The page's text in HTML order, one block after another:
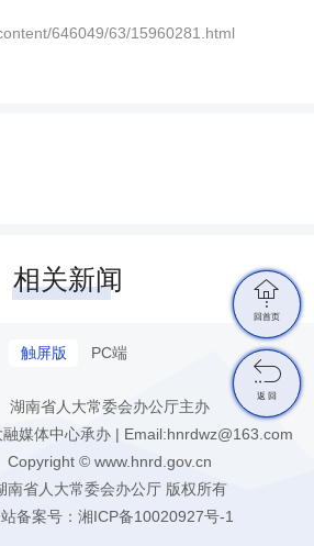
646049/63/15960281.html
相关新闻
触屏版 PC端
湖南省人大常委会办公厅主办
媒体中心承办 | Email:hnrdwz@163.com
Copyright © www.hnrd.gov.cn
南省人大常委会办公厅 版权所有
站备案号：湘ICP备10020927号-1

回首页

返 回